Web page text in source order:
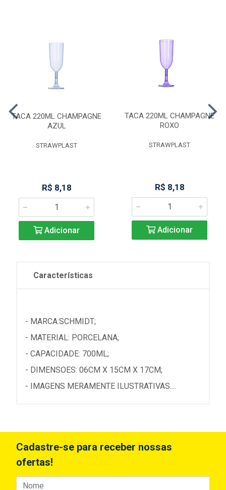
TACA 220ML CHAMPAGNE
AZUL
STRAWPLAST
R$ 8,18
Adicionar
TACA 220ML CHAMPAGNE
ROXO
STRAWPLAST
R$ 8,18
Adicionar
Características
- MARCA:SCHMIDT;
- MATERIAL: PORCELANA;
- CAPACIDADE: 700ML;
- DIMENSOES: 06CM X 15CM X 17CM;
- IMAGENS MERAMENTE ILUSTRATIVAS....
Cadastre-se para receber nossas
ofertas!